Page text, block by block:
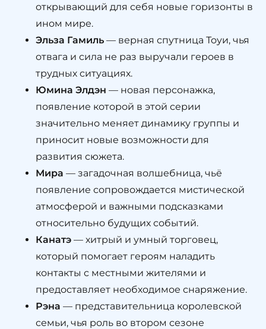
открывающий для себя новые горизонты в
ином мире.
Эльза Гамиль — верная спутница Тоуи, чья
отвага и сила не раз выручали героев в
трудных ситуациях.
Юмина Элдэн — новая персонажка,
появление которой в этой серии
значительно меняет динамику группы и
приносит новые возможности для
развития сюжета.
Мира — загадочная волшебница, чьё
появление сопровождается мистической
атмосферой и важными подсказками
относительно будущих событий.
Канатэ — хитрый и умный торговец,
который помогает героям наладить
контакты с местными жителями и
предоставляет необходимое снаряжение.
Рэна — представительница королевской
семьи, чья роль во втором сезоне